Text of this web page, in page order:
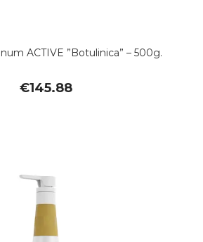
ACTIVE ”Botulinica” – 500g.
€145.88